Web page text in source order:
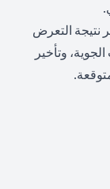
التعرض
وتأخير